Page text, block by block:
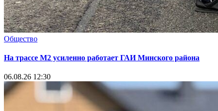
Общество
На трассе М2 усиленно работает ГАИ Минского района
06.08.26 12:30